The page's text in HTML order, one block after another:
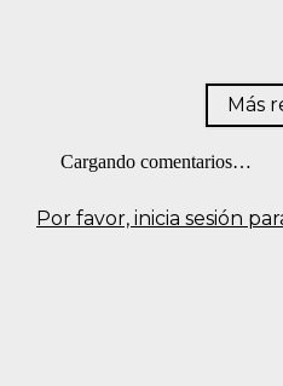
Por favor, inicia sesión
Más
Cargando comentarios…